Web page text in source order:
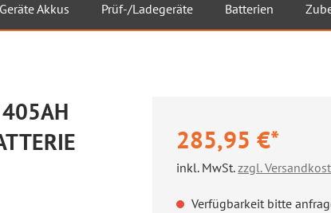
Geräte Akkus Prüf-/Ladegeräte Batterien
285,95 €*
inkl. MwSt.zzgl.
Verfügbarkeit bitte